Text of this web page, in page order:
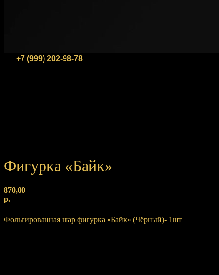
+7 (999) 202-98-78
Фигурка «Байк»
870,00
р.
Фольгированная шар фигурка «Байк» (Чёрный)- 1шт